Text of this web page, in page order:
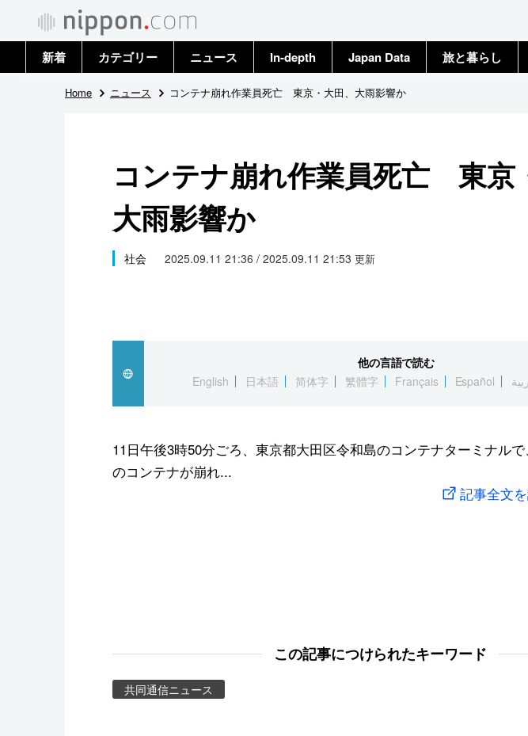
新着 カテゴリー
政治・外交
国際
社会
文化
スポーツ・東京2020
ニュース
トップ
In-depth Japan Data 旅と暮らし
Home ニュース コンテナ崩れ作業員死亡 東京・大田、大雨影響か
コンテナ崩れ作業員死亡 東京
大雨影響か
社会 2025.09.11 21:36 / 2025.09.11 21:53 更新
他の言語で読む
English
日本語 简体字 繁體字 Français Español
11日午後3時50分ごろ、東京都大田区令和島のコンテナターミナル
のコンテナが崩れ...
記事全文
この記事につけられたキーワード
共同通信ニュース